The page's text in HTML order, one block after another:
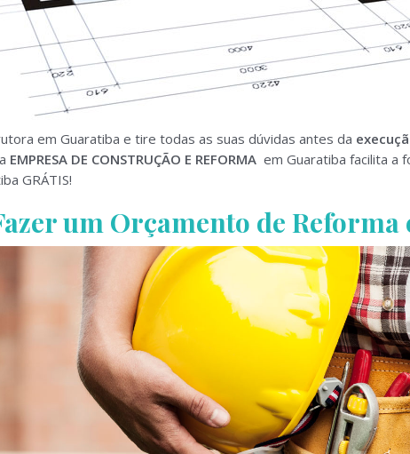
em Guaratiba e tire todas as suas dúvidas antes da
EMPRESA DE CONSTRUÇÃO E REFORMA em Guaratiba facilita a
GRÁTIS!
um Orçamento de